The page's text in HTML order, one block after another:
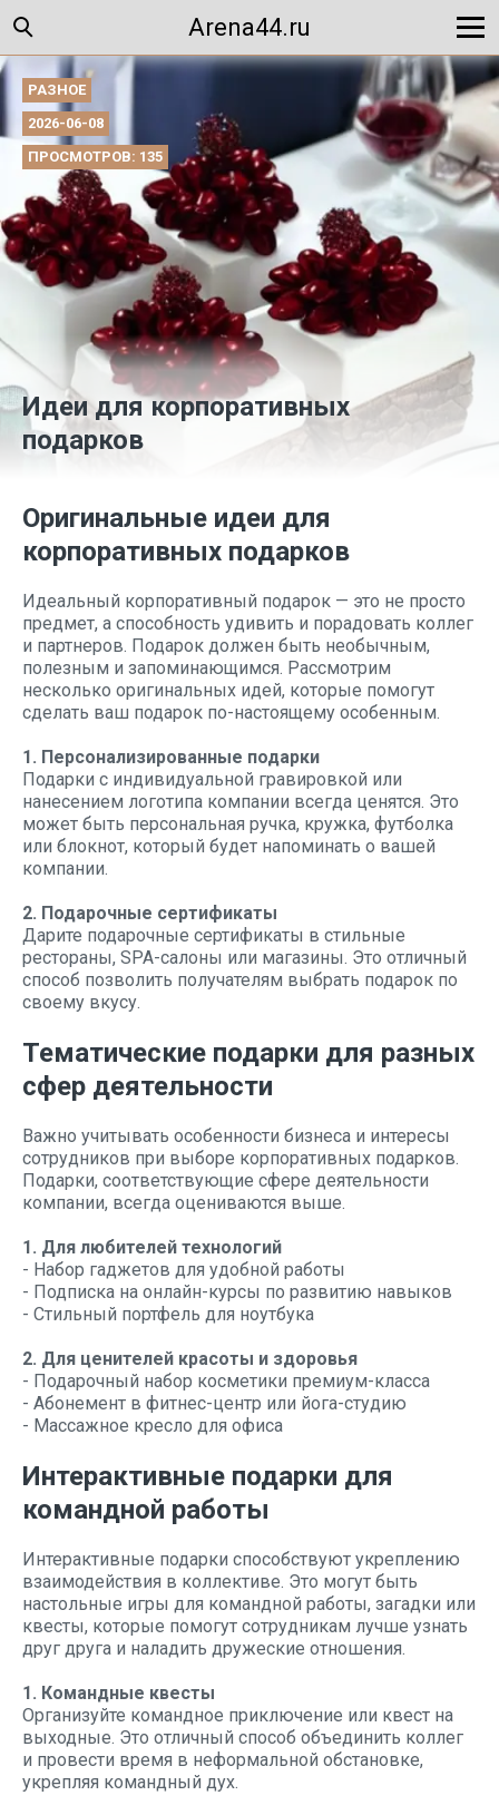
Arena44.ru
РАЗНОЕ
2026-06-08
ПРОСМОТРОВ: 135
Идеи для корпоративных
подарков
Оригинальные идеи для
корпоративных подарков
Идеальный корпоративный подарок — это не просто
предмет, а способность удивить и порадовать коллег
и партнеров. Подарок должен быть необычным,
полезным и запоминающимся. Рассмотрим
несколько оригинальных идей, которые помогут
сделать ваш подарок по-настоящему особенным.
1. Персонализированные подарки
Подарки с индивидуальной гравировкой или
нанесением логотипа компании всегда ценятся. Это
может быть персональная ручка, кружка, футболка
или блокнот, который будет напоминать о вашей
компании.
2. Подарочные сертификаты
Дарите подарочные сертификаты в стильные
рестораны, SPA-салоны или магазины. Это отличный
способ позволить получателям выбрать подарок по
своему вкусу.
Тематические подарки для разных
сфер деятельности
Важно учитывать особенности бизнеса и интересы
сотрудников при выборе корпоративных подарков.
Подарки, соответствующие сфере деятельности
компании, всегда оцениваются выше.
1. Для любителей технологий
- Набор гаджетов для удобной работы
- Подписка на онлайн-курсы по развитию навыков
- Стильный портфель для ноутбука
2. Для ценителей красоты и здоровья
- Подарочный набор косметики премиум-класса
- Абонемент в фитнес-центр или йога-студию
- Массажное кресло для офиса
Интерактивные подарки для
командной работы
Интерактивные подарки способствуют укреплению
взаимодействия в коллективе. Это могут быть
настольные игры для командной работы, загадки или
квесты, которые помогут сотрудникам лучше узнать
друг друга и наладить дружеские отношения.
1. Командные квесты
Организуйте командное приключение или квест на
выходные. Это отличный способ объединить коллег
и провести время в неформальной обстановке,
укрепляя командный дух.